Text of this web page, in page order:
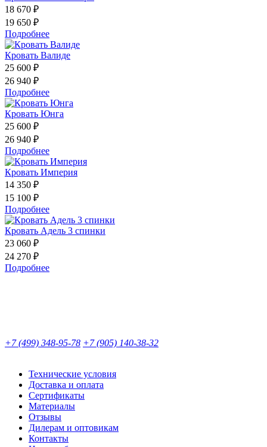
18 670 ₽
19 650 ₽
Подробнее
Кровать Валиде
25 600 ₽
26 940 ₽
Подробнее
Кровать Юнга
25 600 ₽
26 940 ₽
Подробнее
Кровать Империя
14 350 ₽
15 100 ₽
Подробнее
Кровать Адель 3 спинки
23 060 ₽
24 270 ₽
Подробнее
+7 (499) 348-95-78 +7 (905) 140-38-32
Технические условия
Доставка и оплата
Сертификаты
Материалы
Отзывы
Дилерам и оптовикам
Контакты